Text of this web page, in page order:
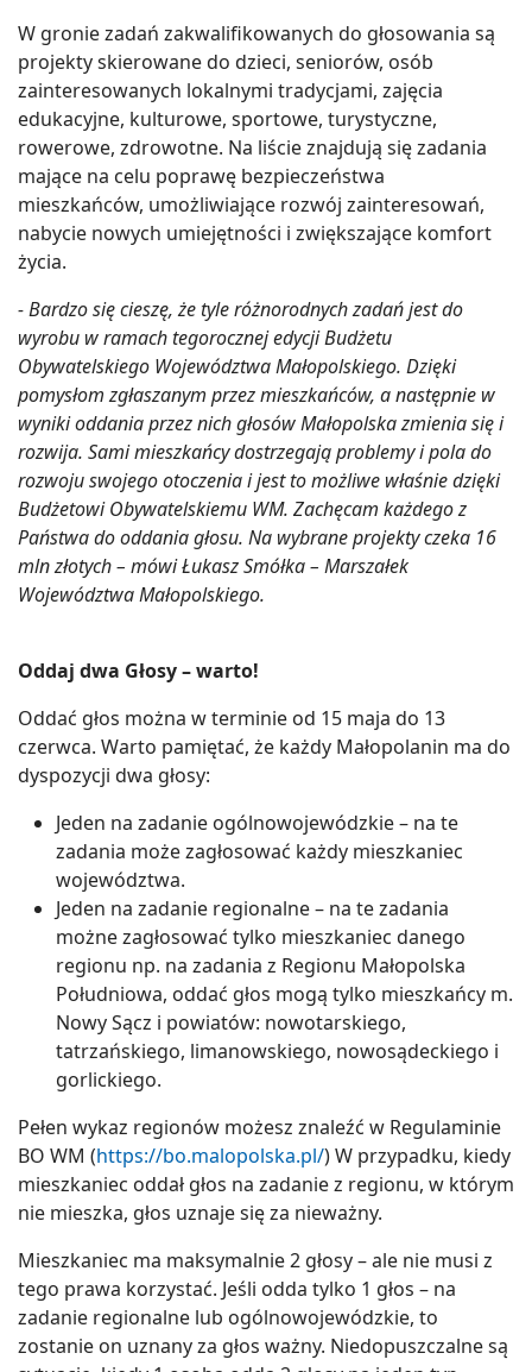
W gronie zadań zakwalifikowanych do głosowania są
projekty skierowane do dzieci, seniorów, osób
zainteresowanych lokalnymi tradycjami, zajęcia
edukacyjne, kulturowe, sportowe, turystyczne,
rowerowe, zdrowotne. Na liście znajdują się zadania
mające na celu poprawę bezpieczeństwa
mieszkańców, umożliwiające rozwój zainteresowań,
nabycie nowych umiejętności i zwiększające komfort
życia.
- Bardzo się cieszę, że tyle różnorodnych zadań jest do
wyrobu w ramach tegorocznej edycji Budżetu
Obywatelskiego Województwa Małopolskiego. Dzięki
pomysłom zgłaszanym przez mieszkańców, a następnie w
wyniki oddania przez nich głosów Małopolska zmienia się i
rozwija. Sami mieszkańcy dostrzegają problemy i pola do
rozwoju swojego otoczenia i jest to możliwe właśnie dzięki
Budżetowi Obywatelskiemu WM. Zachęcam każdego z
Państwa do oddania głosu. Na wybrane projekty czeka 16
mln złotych – mówi Łukasz Smółka – Marszałek
Województwa Małopolskiego.
Oddaj dwa Głosy – warto!
Oddać głos można w terminie od 15 maja do 13
czerwca. Warto pamiętać, że każdy Małopolanin ma do
dyspozycji dwa głosy:
Jeden na zadanie ogólnowojewódzkie – na te
zadania może zagłosować każdy mieszkaniec
województwa.
Jeden na zadanie regionalne – na te zadania
możne zagłosować tylko mieszkaniec danego
regionu np. na zadania z Regionu Małopolska
Południowa, oddać głos mogą tylko mieszkańcy m.
Nowy Sącz i powiatów: nowotarskiego,
tatrzańskiego, limanowskiego, nowosądeckiego i
gorlickiego.
Pełen wykaz regionów możesz znaleźć w Regulaminie
BO WM (https://bo.malopolska.pl/) W przypadku, kiedy
mieszkaniec oddał głos na zadanie z regionu, w którym
nie mieszka, głos uznaje się za nieważny.
Mieszkaniec ma maksymalnie 2 głosy – ale nie musi z
tego prawa korzystać. Jeśli odda tylko 1 głos – na
zadanie regionalne lub ogólnowojewódzkie, to
zostanie on uznany za głos ważny. Niedopuszczalne są